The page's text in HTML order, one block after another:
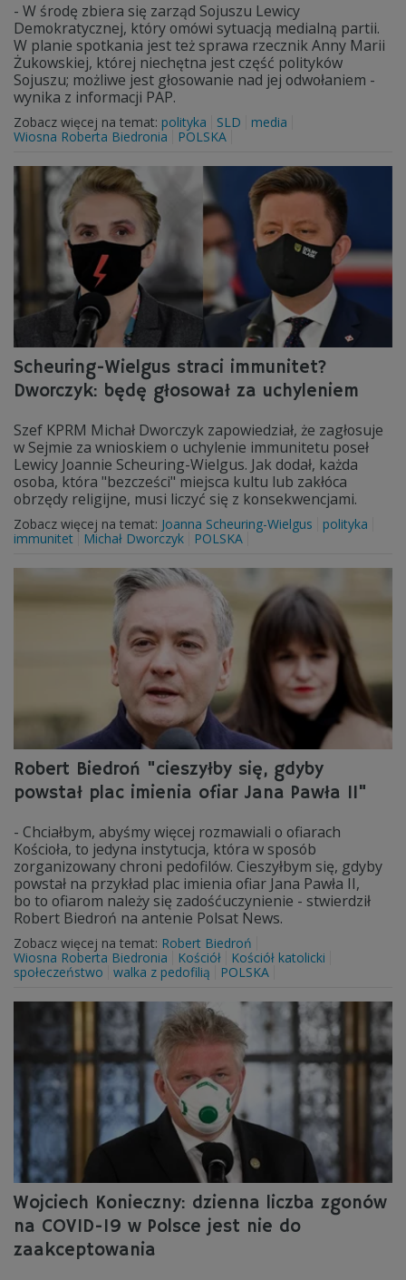
- W środę zbiera się zarząd Sojuszu Lewicy
Demokratycznej, który omówi sytuacją medialną partii.
W planie spotkania jest też sprawa rzecznik Anny Marii
Żukowskiej, której niechętna jest część polityków
Sojuszu; możliwe jest głosowanie nad jej odwołaniem -
wynika z informacji PAP.
Zobacz więcej na temat: polityka SLD
media
Wiosna Roberta Biedronia
POLSKA
Scheuring-Wielgus straci immunitet?
Dworczyk: będę głosował za uchyleniem
Szef KPRM Michał Dworczyk zapowiedział, że zagłosuje
w Sejmie za wnioskiem o uchylenie immunitetu poseł
Lewicy Joannie Scheuring-Wielgus. Jak dodał, każda
osoba, która "bezcześci" miejsca kultu lub zakłóca
obrzędy religijne, musi liczyć się z konsekwencjami.
Zobacz więcej na temat: Joanna Scheuring-Wielgus
polityka
immunitet
Michał Dworczyk POLSKA
Robert Biedroń "cieszyłby się, gdyby
powstał plac imienia ofiar Jana Pawła II"
- Chciałbym, abyśmy więcej rozmawiali o ofiarach
Kościoła, to jedyna instytucja, która w sposób
zorganizowany chroni pedofilów. Cieszyłbym się, gdyby
powstał na przykład plac imienia ofiar Jana Pawła II,
bo to ofiarom należy się zadośćuczynienie - stwierdził
Robert Biedroń na antenie Polsat News.
Zobacz więcej na temat: Robert Biedroń
Wiosna Roberta Biedronia
Kościół
Kościół katolicki
społeczeństwo
walka z pedofilią POLSKA
Wojciech Konieczny: dzienna liczba zgonów
na COVID-19 w Polsce jest nie do
zaakceptowania